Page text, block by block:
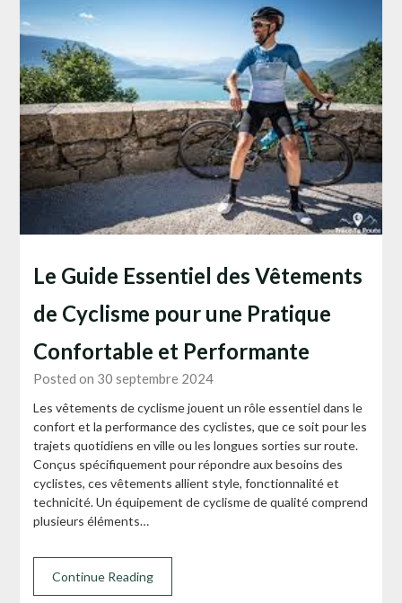
Le Guide Essentiel des Vêtements
de Cyclisme pour une Pratique
Confortable et Performante
Posted on 30 septembre 2024
Les vêtements de cyclisme jouent un rôle essentiel dans le
confort et la performance des cyclistes, que ce soit pour les
trajets quotidiens en ville ou les longues sorties sur route.
Conçus spécifiquement pour répondre aux besoins des
cyclistes, ces vêtements allient style, fonctionnalité et
technicité. Un équipement de cyclisme de qualité comprend
plusieurs éléments…
Continue Reading